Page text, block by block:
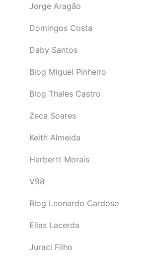
Jorge Aragão
Domingos Costa
Daby Santos
Blog Miguel Pinheiro
Blog Thales Castro
Zeca Soares
Keith Almeida
Herbertt Morais
V98
Blog Leonardo Cardoso
Elias Lacerda
Juraci Filho